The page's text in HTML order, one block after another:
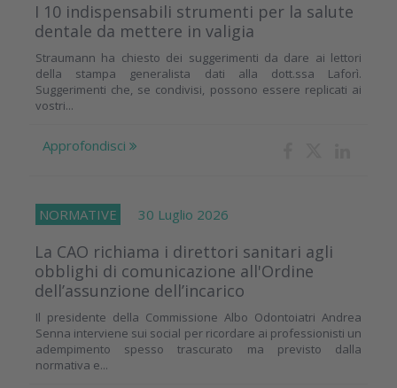
I 10 indispensabili strumenti per la salute
dentale da mettere in valigia
Straumann ha chiesto dei suggerimenti da dare ai lettori
della stampa generalista dati alla dott.ssa Laforì.
Suggerimenti che, se condivisi, possono essere replicati ai
vostri...
Approfondisci
NORMATIVE 30 Luglio 2026
La CAO richiama i direttori sanitari agli
obblighi di comunicazione all'Ordine
dell’assunzione dell’incarico
Il presidente della Commissione Albo Odontoiatri Andrea
Senna interviene sui social per ricordare ai professionisti un
adempimento spesso trascurato ma previsto dalla
normativa e...